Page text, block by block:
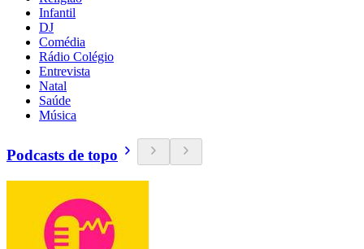
Infantil
DJ
Comédia
Rádio Colégio
Entrevista
Natal
Saúde
Música
Podcasts de topo